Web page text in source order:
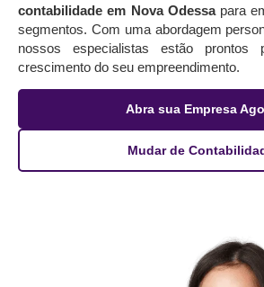
contabilidade em Nova Odessapara
segmentos. Com uma abordagem
nossos especialistas estão prontos
crescimento do seu empreendimento.
Abra sua Empresa
Mudar de